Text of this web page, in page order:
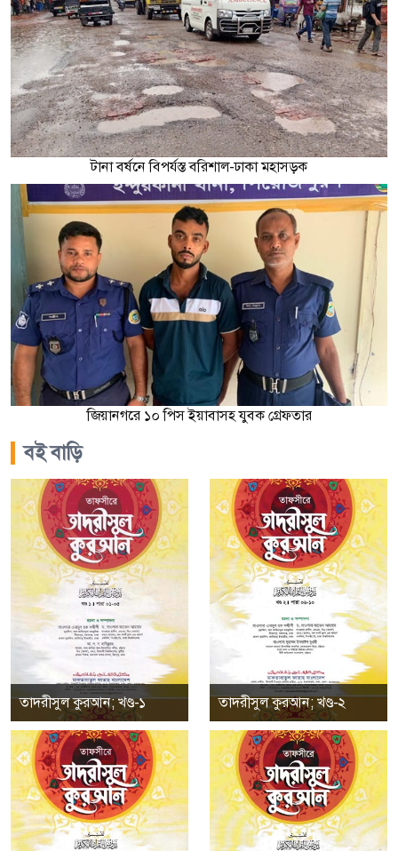
টানা বর্ষনে বিপর্যস্ত বরিশাল-ঢাকা মহাসড়ক
জিয়ানগরে ১০ পিস ইয়াবাসহ যুবক গ্রেফতার
বই বাড়ি
তাদরীসুল কুরআন; খণ্ড-১ তাদরীসুল কুরআন; খণ্ড-২